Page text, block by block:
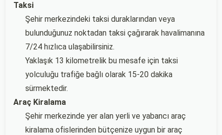
Taksi
Şehir merkezindeki taksi duraklarından veya
bulunduğunuz noktadan taksi çağırarak havalimanına
7/24 hızlıca ulaşabilirsiniz.
Yaklaşık 13 kilometrelik bu mesafe için taksi
yolculuğu trafiğe bağlı olarak 15-20 dakika
sürmektedir.
Araç Kiralama
Şehir merkezinde yer alan yerli ve yabancı araç
kiralama ofislerinden bütçenize uygun bir araç